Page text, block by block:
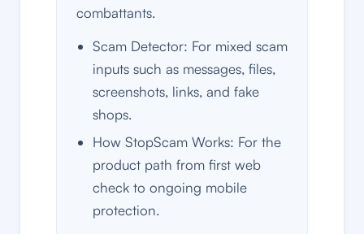
combattants.
Scam Detector: For mixed scam
inputs such as messages, files,
screenshots, links, and fake
shops.
How StopScam Works: For the
product path from first web
check to ongoing mobile
protection.